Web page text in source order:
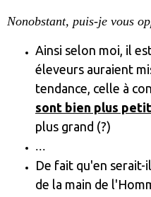
Nonobstant, puis-je vous
Ainsi selon moi, il
éleveurs auraient
tendance, celle à
sont bien plus
plus grand (?)
...
De fait qu'en serait-
de la main de